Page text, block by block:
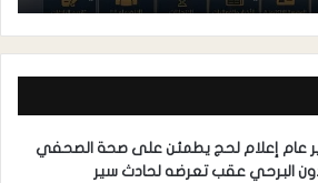
عام إعلام لحج يطمئن على صحة الصحفي
البرحي عقب تعرضه لحادث سير